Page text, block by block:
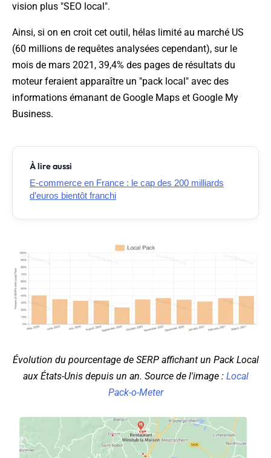
vision plus "SEO local".
Ainsi, si on en croit cet outil, hélas limité au marché US
(60 millions de requêtes analysées cependant), sur le
mois de mars 2021, 39,4% des pages de résultats du
moteur feraient apparaître un "pack local" avec des
informations émanant de Google Maps et Google My
Business.
À lire aussi
E-commerce en France : le cap des 200 milliards
d’euros bientôt franchi
Évolution du pourcentage de SERP affichant un Pack Local
aux États-Unis depuis un an. Source de l'image : Local
Pack-o-Meter